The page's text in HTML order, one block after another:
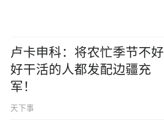
卢卡申科：将农忙季节不好
好干活的人都发配边疆充
军！
天下事